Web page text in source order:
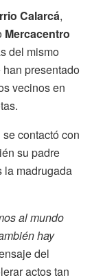
Calarcá,
Mercacentro
del mismo
presentado
vecinos en
contactó con
su padre
la madrugada
al mundo
hay
del
actos tan